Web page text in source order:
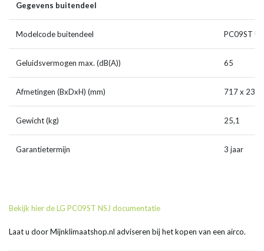
Gegevens buitendeel
Modelcode buitendeel PC09ST
Geluidsvermogen max. (dB(A)) 65
Afmetingen (BxDxH) (mm) 717 x 230
Gewicht (kg) 25,1
Garantietermijn 3 jaar
Bekijk hier de LG PC09ST NSJ documentatie
Laat u door Mijnklimaatshop.nl adviseren bij het kopen van een airco.